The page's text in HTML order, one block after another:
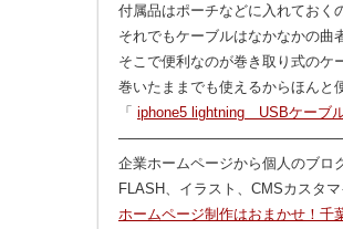
付属品はポーチなどに入れておく
それでもケーブルはなかなかの曲
そこで便利なのが巻き取り式のケ
巻いたままでも使えるからほんと
「 iphone5 lightning USBケーブ
企業ホームページから個人のブロ
FLASH、イラスト、CMSカスタ
ホームページ制作はおまかせ！千